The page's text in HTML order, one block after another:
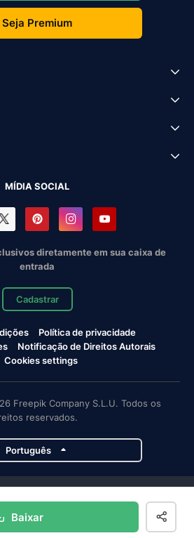
Baixar
Seja Premium
MÍDIA SOCIAL
diretamente em sua caixa de
entrada
Cadastrar
Política de privacidade
Notificação de Direitos Autorais
Cookies settings
Freepik Company S.L.U. Todos os
reservados.
Português
Flaticon